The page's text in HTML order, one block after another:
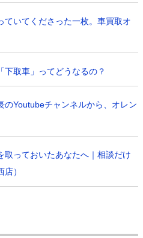
ていてくださった一枚。車買取オ
下取車」ってどうなるの？
のYoutubeチャンネルから、オレン
取っておいたあなたへ｜相談だけ
）